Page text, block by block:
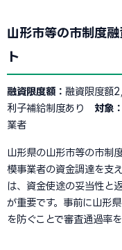
山形市等の市制度
ト
融資限度額： 融資限度額
利子補給制度あり 対象：
業者
山形県の山形市等の市制
模事業者の資金調達を支
は、資金使途の妥当性と
が重要です。事前に山形
を防ぐことで審査通過率